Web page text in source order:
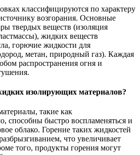
классифицируются по характеру
возгорания. Основные
твердых веществ (изоляция
жидких веществ
горючие жидкости для
метан, природный газ). Каждая
распространения огня и
изолирующих материалов?
такие как
способны быстро воспламеняться и
облако. Горение таких жидкостей
что увеличивает
того, продукты горения могут